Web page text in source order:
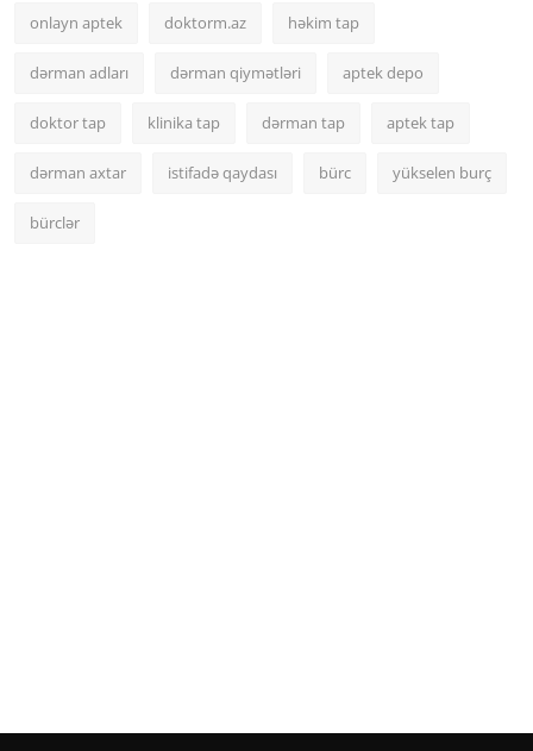
onlayn aptek doktorm.az həkim tap
dərman adları dərman qiymətləri aptek depo
doktor tap klinika tap dərman tap aptek tap
dərman axtar istifadə qaydası bürc yükselen burç
bürclər